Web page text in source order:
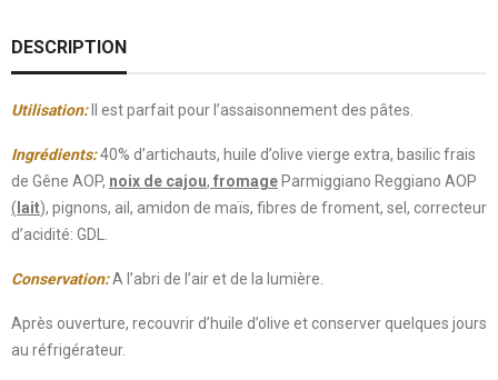
DESCRIPTION
Utilisation:Il est parfait pour l’assaisonnement des pâtes.
Ingrédients:40% d’artichauts, huile d’olive vierge extra, basilic frais
de Gêne AOP, noix de cajou, fromage Parmiggiano Reggiano AOP
( lait), pignons, ail, amidon de maïs, fibres de froment, sel, correcteur
d’acidité: GDL.
Conservation:A l’abri de l’air et de la lumière
Après ouverture, recouvrir d’huile d’olive et conserver quelques jours
au réfrigérateur.